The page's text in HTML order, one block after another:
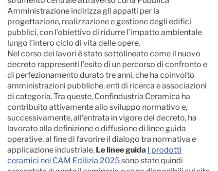
Amministrazione indirizza gli appalti per la
progettazione, realizzazione e gestione degli edifici
pubblici, con l’obiettivo di ridurre l’impatto ambientale
lungo l’intero ciclo di vita delle opere.
Nel corso dei lavori è stato sottolineato come il nuovo
decreto rappresenti l’esito di un percorso di confronto e
di perfezionamento durato tre anni, che ha coinvolto
amministrazioni pubbliche, enti di ricerca e associazioni
di categoria. Tra queste, Confindustria Ceramica ha
contribuito attivamente allo sviluppo normativo e,
successivamente, all’entrata in vigore del decreto, ha
lavorato alla definizione e diffusione di linee guida
operative, al fine di favorire il dialogo tra normativa e
applicazione industriale. Le linee guida I prodotti
ceramici nei CAM Edilizia 2025sono state quindi